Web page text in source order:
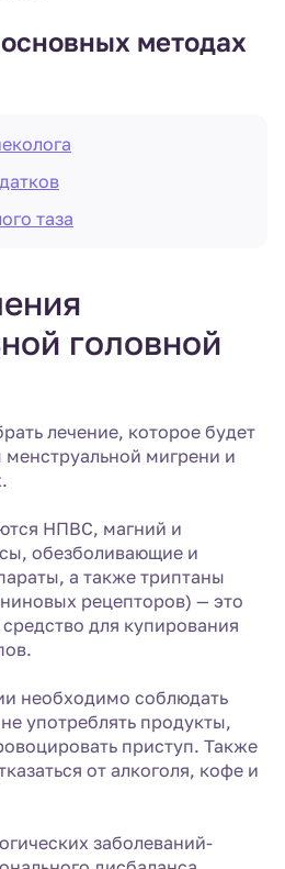
методах
таза
головной
лечение, которое будет
мигрени и
НПВС, магний и
обезболивающие и
а также триптаны
рецепторов) — это
для купирования
необходимо соблюдать
употреблять продукты,
приступ. Также
от алкоголя, кофе и
заболеваний-